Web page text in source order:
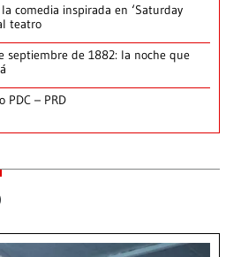
comedia inspirada en ‘Saturday
teatro
septiembre de 1882: la noche que
PDC – PRD